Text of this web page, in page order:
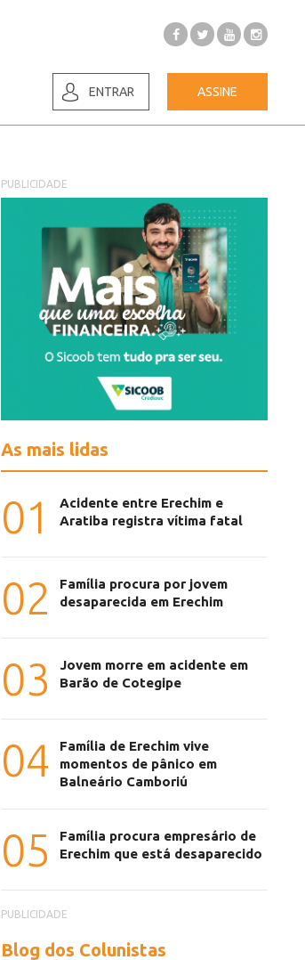
ENTRAR ASSINE
PUBLICIDADE
As mais lidas
01
Acidente entre Erechim e
Aratiba registra vítima fatal
02
Família procura por jovem
desaparecida em Erechim
03
Jovem morre em acidente em
Barão de Cotegipe
04
Família de Erechim vive
momentos de pânico em
Balneário Camboriú
05
Família procura empresário de
Erechim que está desaparecido
PUBLICIDADE
Blog dos Colunistas